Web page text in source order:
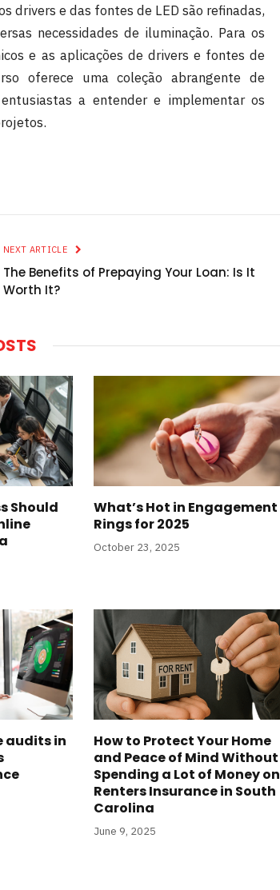
drivers e das fontes de LED são refinadas,
necessidades de iluminação. Para os
e as aplicações de drivers e fontes de
oferece uma coleção abrangente de
a entender e implementar os
NEXT ARTICLE
The Benefits of Prepaying Your Loan: Is It
Worth It?
Should
What’s Hot in Engagement
Rings for 2025
October 23, 2025
audits in
How to Protect Your Home
and Peace of Mind Without
Spending a Lot of Money on
Renters Insurance in South
Carolina
June 9, 2025